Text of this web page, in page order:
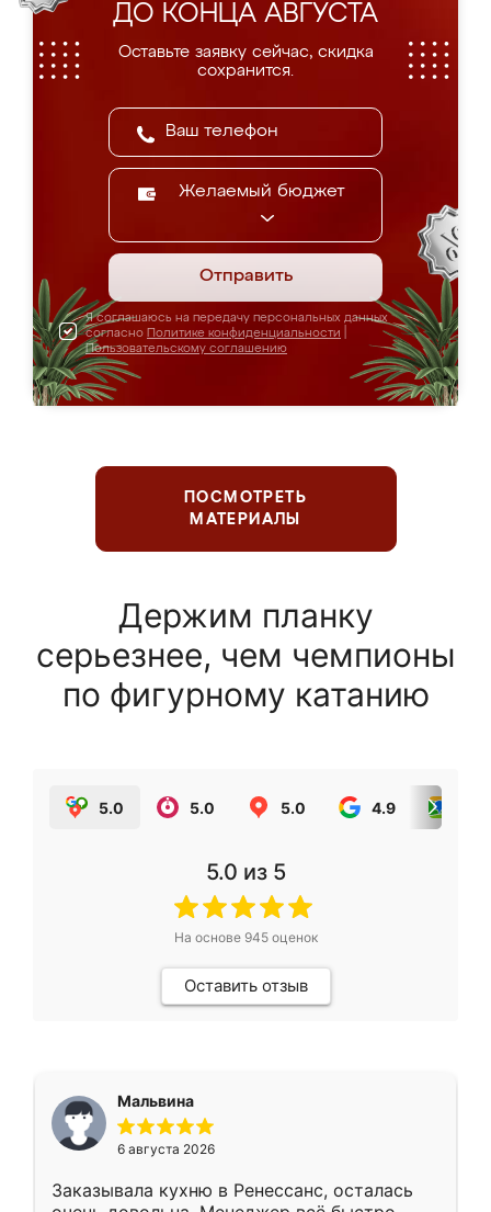
ДО КОНЦА АВГУСТА
Оставьте заявку сейчас, скидка
сохранится.
Желаемый бюджет
Отправить
Я соглашаюсь на передачу персональных данных
согласно Политике конфиденциальности
Пользовательскому соглашению
ПОСМОТРЕТЬ
МАТЕРИАЛЫ
Держим планку
серьезнее, чем чемпионы
по фигурному катанию
5.0 5.0 5.0 4.9
5.0 из 5
На основе 945оценок
Оставить отзыв
Мальвина
6 августа 2026
Заказывала кухню в Ренессанс, осталась